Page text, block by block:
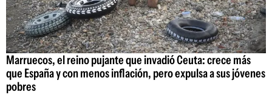
Marruecos, el reino pujante que invadió Ceuta: crece más
que España y con menos inflación, pero expulsa a sus jóvenes
pobres